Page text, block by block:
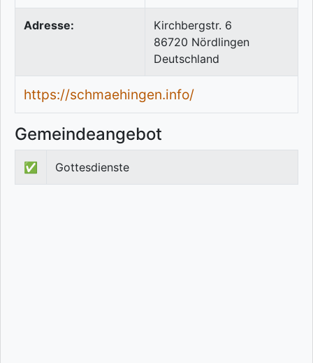
Adresse:
Kirchbergstr. 6
86720 Nördlingen
Deutschland
https://schmaehingen.info/
Gemeindeangebot
✅ Gottesdienste